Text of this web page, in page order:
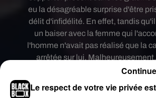
eu la désagréable surprise d'être
délit d'infidélité. En effet, tandis
un baiser avec la femme qui
l'homme n'avait pas réalisé que la
arrêtée sur lui.
internautes, l'hypothèse la plus
c
censé être exposé à la vue de tous
Le respect de votre vie privée